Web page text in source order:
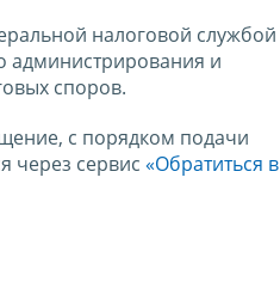
налоговой службой
администрирования и
споров.
с порядком подачи
через сервис «Обратиться в